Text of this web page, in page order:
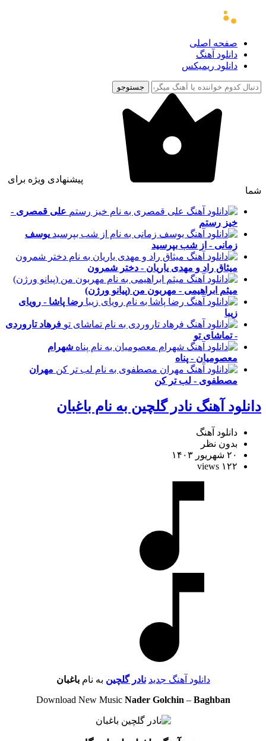
صفحه اصلی
دانلود آهنگ
دانلود ریمیکس
جستوجو
پیشنهادی ویژه برای
شما
علی قمصری -
خیز رستم
یوسف
زمانی - از شب بپرسید
میثاق راد و مهدی یاریان - دختر شمرون
میثم ابراهیمی - مهربون من (پیانو ورژن)
رضا پاشا - رویای
زیبا
فرهاد تاروردی
- تماشای تو
شهرام
معصومیان - پناه
مهران
مصطفوی - لب تر کن
دانلود آهنگ نادر گلچین به نام باغبان
دانلود آهنگ
بدون نظر
۲۰ شهریور ۱۴۰۳
۱۲۲ views
دانلود آهنگ جدید نادر گلچین به نامباغبان
Download New Music Nader Golchin – Baghban